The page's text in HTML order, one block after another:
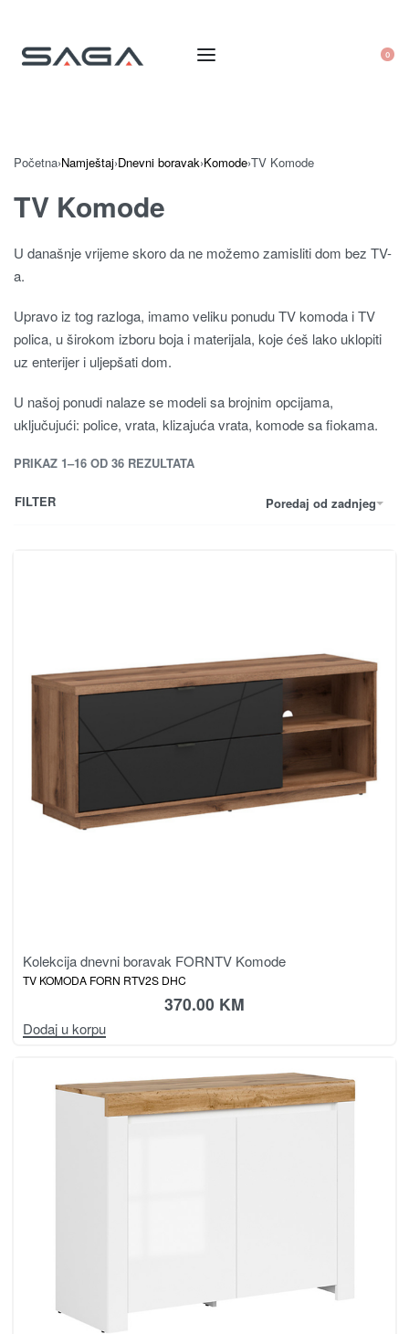
0
Početna›Namještaj›Dnevni boravak›Komode›TV Komode
TV Komode
U današnje vrijeme skoro da ne možemo zamisliti dom bez TV-
a.
Upravo iz tog razloga, imamo veliku ponudu TV komoda i TV
polica, u širokom izboru boja i materijala, koje ćeš lako uklopiti
uz enterijer i uljepšati dom.
U našoj ponudi nalaze se modeli sa brojnim opcijama,
uključujući: police, vrata, klizajuća vrata, komode sa fiokama.
PRIKAZ 1–16 OD 36 REZULTATA
Poredaj od zadnjeg
FILTER
Kolekcija dnevni boravak FORNTV Komode
TV KOMODA FORN RTV2S DHC
370.00 KM
Dodaj u korpu